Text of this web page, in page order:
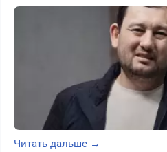
Читать дальше →